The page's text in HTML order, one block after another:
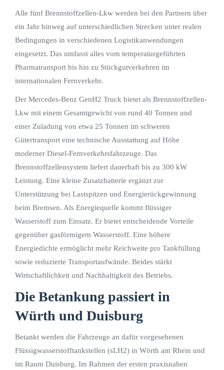
Alle fünf Brennstoffzellen-Lkw werden bei den Partnern über
ein Jahr hinweg auf unterschiedlichen Strecken unter realen
Bedingungen in verschiedenen Logistikanwendungen
eingesetzt. Das umfasst alles vom temperaturgeführten
Pharmatransport bis hin zu Stückgutverkehren im
internationalen Fernverkehr.
Der Mercedes-Benz GenH2 Truck bietet als Brennstoffzellen-
Lkw mit einem Gesamtgewicht von rund 40 Tonnen und
einer Zuladung von etwa 25 Tonnen im schweren
Gütertransport eine technische Ausstattung auf Höhe
moderner Diesel-Fernverkehrsfahrzeuge. Das
Brennstoffzellensystem liefert dauerhaft bis zu 300 kW
Leistung. Eine kleine Zusatzbatterie ergänzt zur
Unterstützung bei Lastspitzen und Energierückgewinnung
beim Bremsen. Als Energiequelle kommt flüssiger
Wasserstoff zum Einsatz. Er bietet entscheidende Vorteile
gegenüber gasförmigem Wasserstoff. Eine höhere
Energiedichte ermöglicht mehr Reichweite pro Tankfüllung
sowie reduzierte Transportaufwände. Beides stärkt
Wirtschaftlichkeit und Nachhaltigkeit des Betriebs.
Die Betankung passiert in
Würth und Duisburg
Betankt werden die Fahrzeuge an dafür vorgesehenen
Flüssigwasserstofftankstellen (sLH2) in Wörth am Rhein und
im Raum Duisburg. Im Rahmen der ersten praxisnahen